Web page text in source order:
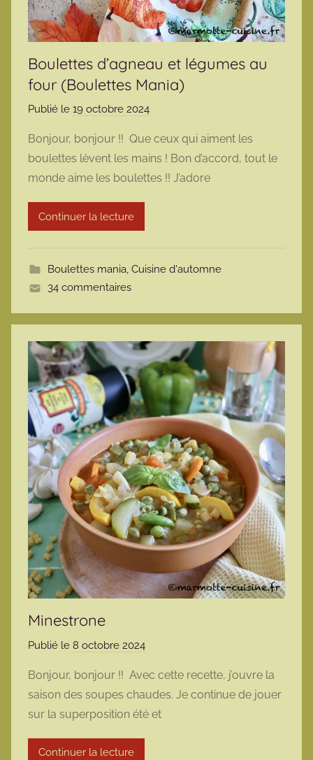
Boulettes d’agneau et légumes au
four (Boulettes Mania)
Publié le 19 octobre 2024
r
m
a
t
Bonjour, bonjour !! Que ceux qui aiment les
boulettes lèvent les mains ! Bon d’accord, tout le
monde aime les boulettes !! J’adore
Continuer la lecture
Boulettes mania, Cuisine d'automne
34 commentaires
Minestrone
Publié le 8 octobre 2024
r
m
a
Bonjour, bonjour !! Avec cette recette, j’ouvre la
saison des soupes chaudes. Je continue de jouer
sur la superposition été et
Continuer la lecture